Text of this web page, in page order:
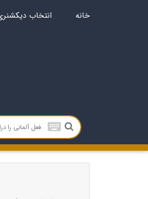
خانه انتخاب
keyboard